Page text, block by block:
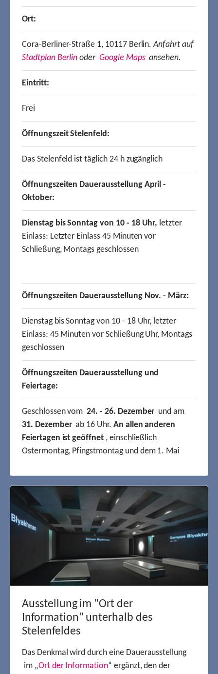
Ausstellung im "Ort der
Information" unterhalb des
Stelenfeldes
Das Denkmal wird durch eine Dauerausstellung
im „Ort der Information“ ergänzt, den der
Ort:
Cora-Berliner-Straße 1, 10117 Berlin.Anfahrt auf
Stadtplan Berlin oder Google Mapsansehen.
Eintritt:
Frei
Öffnungszeit Stelenfeld:
Das Stelenfeld ist täglich 24 h zugänglich
Öffnungszeiten Dauerausstellung April -
Oktober:
Dienstag bis Sonntag von 10 - 18 Uhr, letzter
Einlass: Letzter Einlass 45 Minuten vor
Schließung, Montags geschlossen
Öffnungszeiten Dauerausstellung Nov. - März:
Dienstag bis Sonntag von 10 - 18 Uhr, letzter
Einlass: 45 Minuten vor Schließung Uhr, Montags
geschlossen
Öffnungszeiten Dauerausstellung und
Feiertage:
Geschlossen vom24. - 26. Dezember und am
31. Dezemberab 16 Uhr. An allen anderen
Feiertagen ist geöffnet, einschließlich
Ostermontag, Pfingstmontag und dem 1. Mai